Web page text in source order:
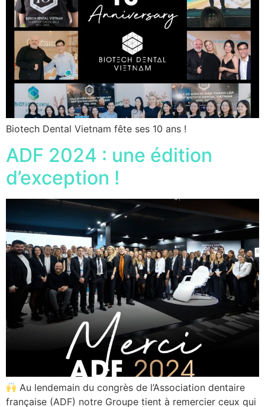
Biotech Dental Vietnam fête ses 10 ans !
ADF 2024 : une édition
d’exception !
Au lendemain du congrès de l’Association dentaire
française (ADF) notre Groupe tient à remercier ceux qui